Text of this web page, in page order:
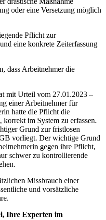
oder eine Versetzung möglich
Pflicht zur
eine konkrete Zeiterfassung
dass Arbeitnehmer die
mit Urteil vom 27.01.2023 –
einer Arbeitnehmer für
hatte die Pflicht die
korrekt im System zu erfassen.
Grund zur fristlosen
vorliegt. Der wichtige Grund
gegen ihre Pflicht,
schwer zu kontrollierende
Missbrauch einer
und vorsätzliche
Ihre Experten im